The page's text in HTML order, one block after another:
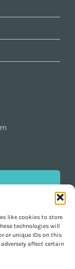
like cookies to store
technologies will
or unique IDs on this
affect certain